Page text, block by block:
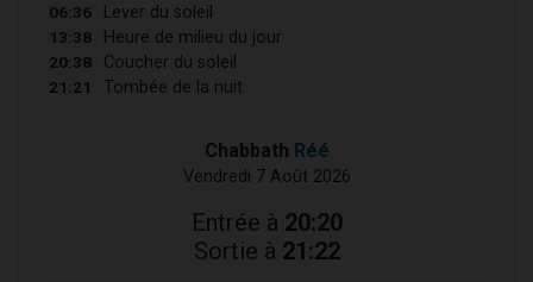
06:36 Lever du soleil
13:38 Heure de milieu du jour
20:38 Coucher du soleil
21:21 Tombée de la nuit
Chabbath Réé
Vendredi 7 Août 2026
Entrée à 20:20
Sortie à 21:22